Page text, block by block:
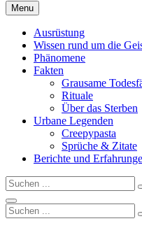
Menu
Ausrüstung
Wissen rund um die
Phänomene
Fakten
Grausame
Rituale
Über das Sterben
Urbane Legenden
Creepypasta
Sprüche & Zitate
Berichte und
Search
for:
Search
Search
for: